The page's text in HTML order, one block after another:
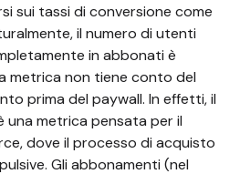
sui tassi di conversione come
il numero di utenti
in abbonati è
metrica non tiene conto del
prima del paywall. In effetti, il
una metrica pensata per il
dove il processo di acquisto
Gli abbonamenti (nel